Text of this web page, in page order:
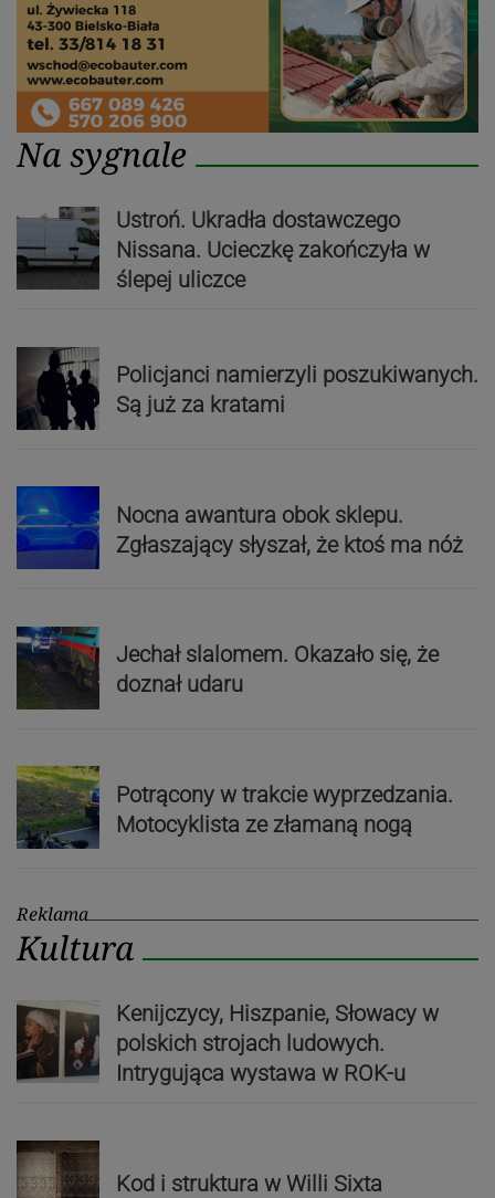
Na sygnale
Ustroń. Ukradła dostawczego
Nissana. Ucieczkę zakończyła w
ślepej uliczce
Policjanci namierzyli poszukiwanych.
Są już za kratami
Nocna awantura obok sklepu.
Zgłaszający słyszał, że ktoś ma nóż
Jechał slalomem. Okazało się, że
doznał udaru
Potrącony w trakcie wyprzedzania.
Motocyklista ze złamaną nogą
Reklama
Kultura
Kenijczycy, Hiszpanie, Słowacy w
polskich strojach ludowych.
Intrygująca wystawa w ROK-u
Kod i struktura w Willi Sixta